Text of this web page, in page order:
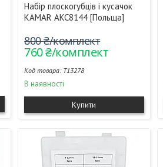
Набір плоскогубців і кусачок
KAMAR AKC8144 [Польща]
800 ₴/комплект
760 ₴/комплект
T13278
В наявності
Купити